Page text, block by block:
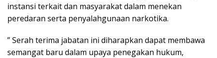
instansi terkait dan masyarakat dalam menekan
peredaran serta penyalahgunaan narkotika.
” Serah terima jabatan ini diharapkan dapat membawa
semangat baru dalam upaya penegakan hukum,